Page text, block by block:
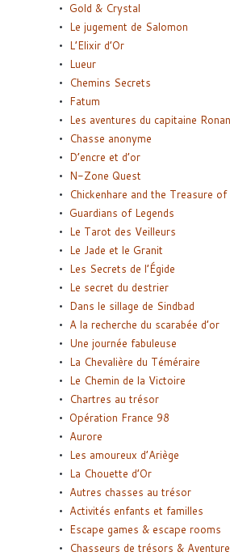
Gold & Crystal
Le jugement de Salomon
L’Elixir d’Or
Lueur
Chemins Secrets
Fatum
Les aventures du capitaine Ronan
Chasse anonyme
D’encre et d’or
N-Zone Quest
Chickenhare and the Treasure
Guardians of Legends
Le Tarot des Veilleurs
Le Jade et le Granit
Les Secrets de l’Égide
Le secret du destrier
Dans le sillage de Sindbad
A la recherche du scarabée d’or
Une journée fabuleuse
La Chevalière du Téméraire
Le Chemin de la Victoire
Chartres au trésor
Opération France 98
Aurore
Les amoureux d’Ariège
La Chouette d’Or
Autres chasses au trésor
Activités enfants et familles
Escape games & escape rooms
Chasseurs de trésors & Aventure